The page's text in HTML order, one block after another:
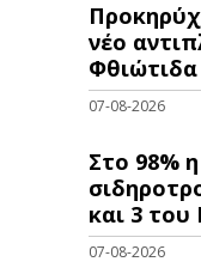
νέo
Φθιώτιδα
07-08-2026
Στο 98%
και 3
07-08-2026